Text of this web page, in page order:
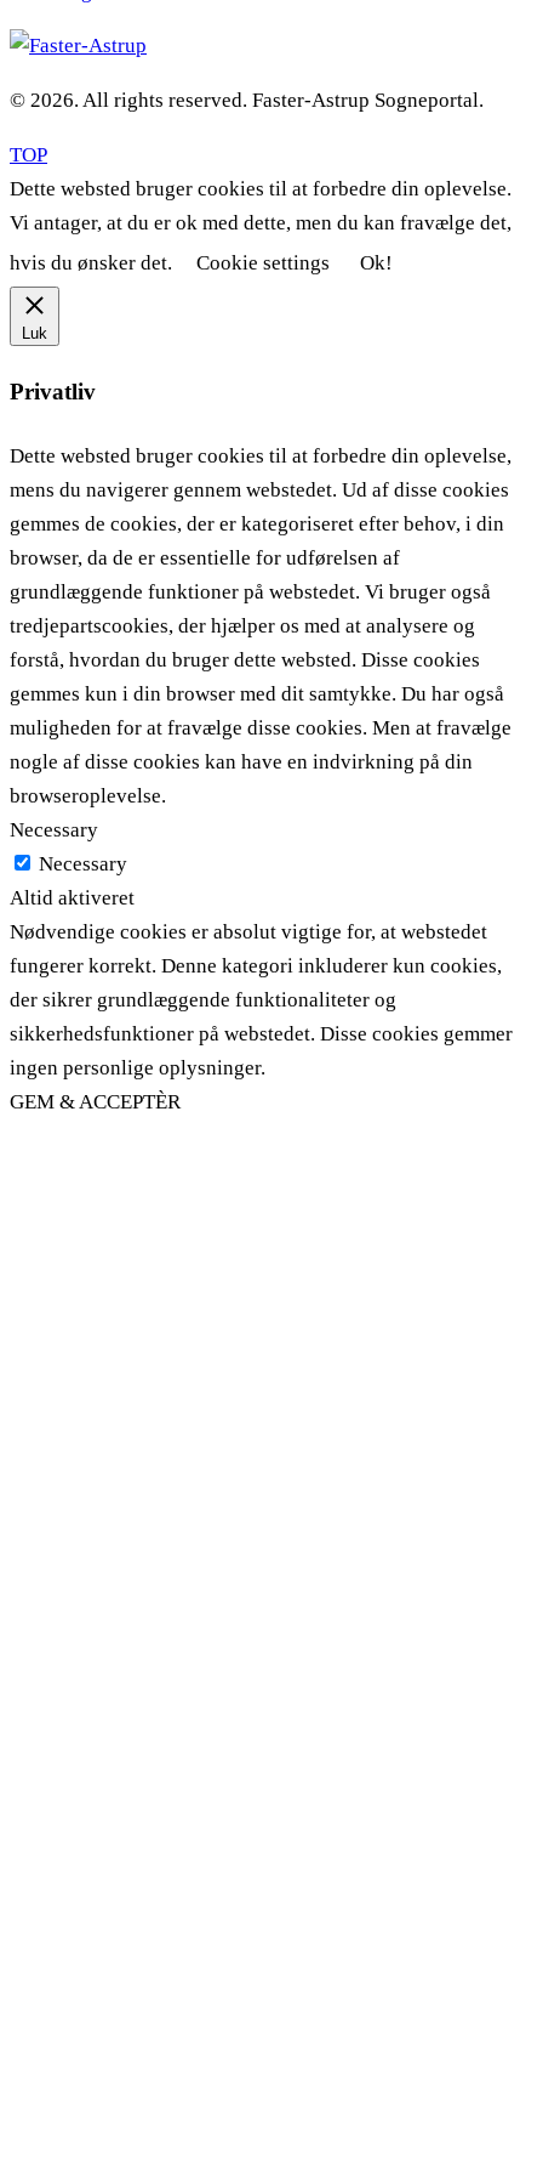
© 2026. All rights reserved. Faster-Astrup Sogneportal.
TOP
Dette websted bruger cookies til at forbedre din oplevelse.
Vi antager, at du er ok med dette, men du kan fravælge det,
hvis du ønsker det.
Cookie settings Ok!
Luk
Privatliv
Dette websted bruger cookies til at forbedre din oplevelse,
mens du navigerer gennem webstedet. Ud af disse cookies
gemmes de cookies, der er kategoriseret efter behov, i din
browser, da de er essentielle for udførelsen af ​​
grundlæggende funktioner på webstedet. Vi bruger også
tredjepartscookies, der hjælper os med at analysere og
forstå, hvordan du bruger dette websted. Disse cookies
gemmes kun i din browser med dit samtykke. Du har også
muligheden for at fravælge disse cookies. Men at fravælge
nogle af disse cookies kan have en indvirkning på din
browseroplevelse.
Necessary
Necessary
Altid aktiveret
Nødvendige cookies er absolut vigtige for, at webstedet
fungerer korrekt. Denne kategori inkluderer kun cookies,
der sikrer grundlæggende funktionaliteter og
sikkerhedsfunktioner på webstedet. Disse cookies gemmer
ingen personlige oplysninger.
GEM & ACCEPTÈR